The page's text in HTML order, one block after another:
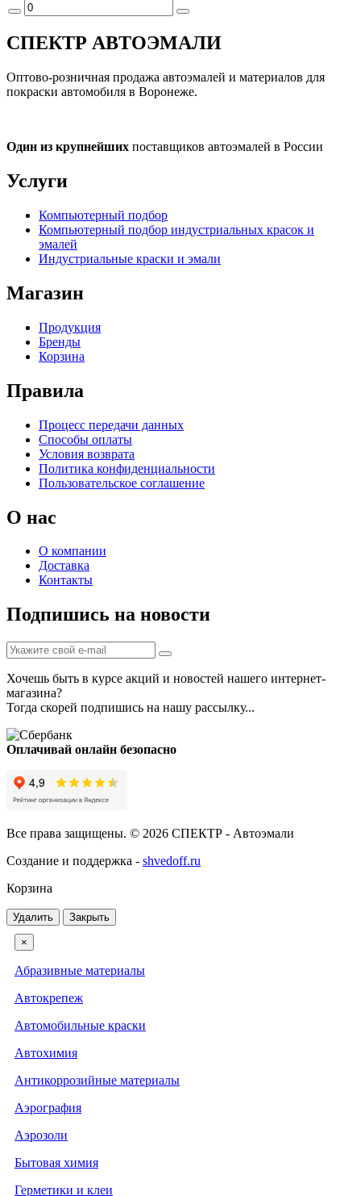
СПЕКТР АВТОЭМАЛИ
Оптово-розничная продажа автоэмалей и материалов для
покраски автомобиля в Воронеже.
Один из крупнейших поставщиков автоэмалей в России
Услуги
Компьютерный подбор
Компьютерный подбор индустриальных красок и
эмалей
Индустриальные краски и эмали
Магазин
Продукция
Бренды
Корзина
Правила
Процесс передачи данных
Способы оплаты
Условия возврата
Политика конфиденциальности
Пользовательское соглашение
О нас
О компании
Доставка
Контакты
Подпишись на новости
Хочешь быть в курсе акций и новостей нашего интернет-
магазина?
Тогда скорей подпишись на нашу рассылку...
Оплачивай онлайн безопасно
Все права защищены. © 2026 СПЕКТР - Автоэмали
Создание и поддержка - shvedoff.ru
Корзина
Удалить Закрыть
×
Абразивные материалы
Автокрепеж
Автомобильные краски
Автохимия
Антикоррозийные материалы
Аэрография
Аэрозоли
Бытовая химия
Герметики и клеи